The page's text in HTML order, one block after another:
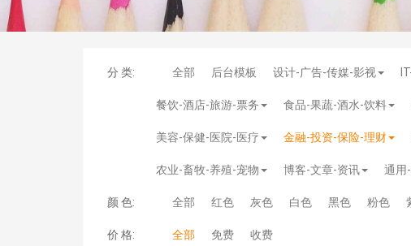
分 类: 全部 后台模板 设计-广告-传媒-影视
餐饮-酒店-旅游-票务 食品-果蔬-酒水-饮料
美容-保健-医院-医疗 金融-投资-保险-理财
农业-畜牧-养殖-宠物 博客-文章-资讯 通用
颜 色: 全部 红色 灰色 白色 黑色 粉色
价 格: 全部 免费 收费